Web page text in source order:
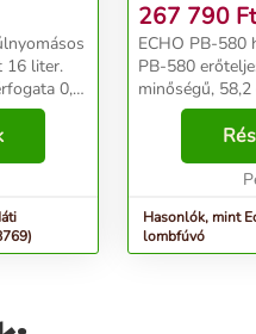
16 liter.
0,9
1,0
267 790 Ft
ECHO PB-580
PB-580
minőségű, 58,2
kivételes
sebesség
Rázkódásgátló
Hasonlók, mint
lombfúvó